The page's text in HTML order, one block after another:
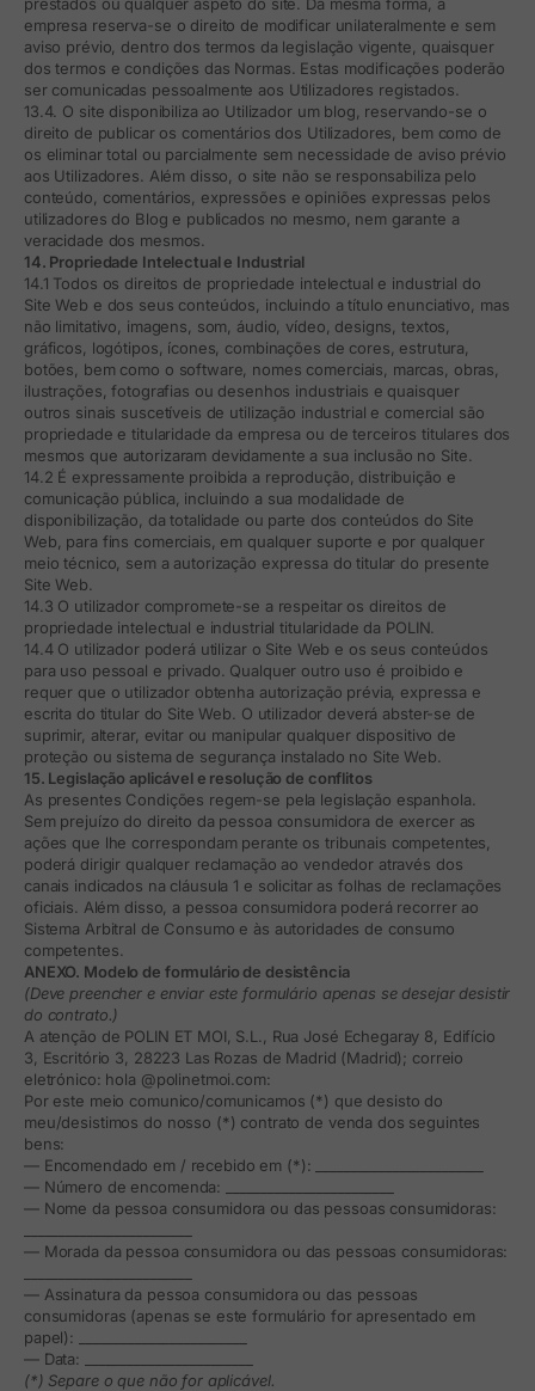
empresa reserva-se o direito de modificar unilateralmente e sem
aviso prévio, dentro dos termos da legislação vigente, quaisquer
dos termos e condições das Normas. Estas modificações poderão
ser comunicadas pessoalmente aos Utilizadores registados.
13.4. O site disponibiliza ao Utilizador um blog, reservando-se o
direito de publicar os comentários dos Utilizadores, bem como de
os eliminar total ou parcialmente sem necessidade de aviso prévio
aos Utilizadores. Além disso, o site não se responsabiliza pelo
conteúdo, comentários, expressões e opiniões expressas pelos
utilizadores do Blog e publicados no mesmo, nem garante a
veracidade dos mesmos.
14. Propriedade Intelectual e Industrial
14.1 Todos os direitos de propriedade intelectual e industrial do
Site Web e dos seus conteúdos, incluindo a título enunciativo, mas
não limitativo, imagens, som, áudio, vídeo, designs, textos,
gráficos, logótipos, ícones, combinações de cores, estrutura,
botões, bem como o software, nomes comerciais, marcas, obras,
ilustrações, fotografias ou desenhos industriais e quaisquer
outros sinais suscetíveis de utilização industrial e comercial são
propriedade e titularidade da empresa ou de terceiros titulares dos
mesmos que autorizaram devidamente a sua inclusão no Site.
14.2 É expressamente proibida a reprodução, distribuição e
comunicação pública, incluindo a sua modalidade de
disponibilização, da totalidade ou parte dos conteúdos do Site
Web, para fins comerciais, em qualquer suporte e por qualquer
meio técnico, sem a autorização expressa do titular do presente
Site Web.
14.3 O utilizador compromete-se a respeitar os direitos de
propriedade intelectual e industrial titularidade da POLIN.
14.4 O utilizador poderá utilizar o Site Web e os seus conteúdos
para uso pessoal e privado. Qualquer outro uso é proibido e
requer que o utilizador obtenha autorização prévia, expressa e
escrita do titular do Site Web. O utilizador deverá abster-se de
suprimir, alterar, evitar ou manipular qualquer dispositivo de
proteção ou sistema de segurança instalado no Site Web.
15. Legislação aplicável e resolução de conflitos
As presentes Condições regem-se pela legislação espanhola.
Sem prejuízo do direito da pessoa consumidora de exercer as
ações que lhe correspondam perante os tribunais competentes,
poderá dirigir qualquer reclamação ao vendedor através dos
canais indicados na cláusula 1 e solicitar as folhas de reclamações
oficiais. Além disso, a pessoa consumidora poderá recorrer ao
Sistema Arbitral de Consumo e às autoridades de consumo
competentes.
ANEXO. Modelo de formulário de desistência
(Deve preencher e enviar este formulário apenas se desejar desistir
do contrato.)
A atenção de POLIN ET MOI, S.L., Rua José Echegaray 8, Edifício
3, Escritório 3, 28223 Las Rozas de Madrid (Madrid); correio
eletrónico: hola @polinetmoi.com:
Por este meio comunico/comunicamos (*) que desisto do
meu/desistimos do nosso (*) contrato de venda dos seguintes
bens:
— Encomendado em / recebido em (*): ________________________
— Número de encomenda: ________________________
— Nome da pessoa consumidora ou das pessoas consumidoras:
— Morada da pessoa consumidora ou das pessoas consumidoras:
— Assinatura da pessoa consumidora ou das pessoas
consumidoras (apenas se este formulário for apresentado em
papel): ________________________
— Data: ________________________
(*) Separe o que não for aplicável.